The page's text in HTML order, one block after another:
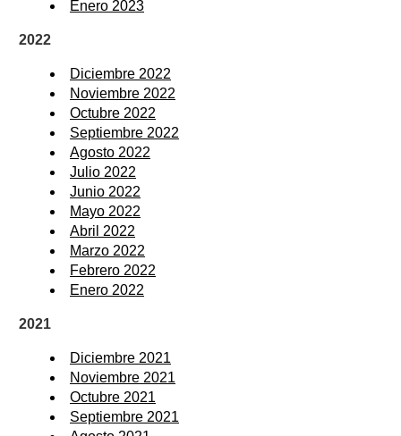
Enero 2023
2022
Diciembre 2022
Noviembre 2022
Octubre 2022
Septiembre 2022
Agosto 2022
Julio 2022
Junio 2022
Mayo 2022
Abril 2022
Marzo 2022
Febrero 2022
Enero 2022
2021
Diciembre 2021
Noviembre 2021
Octubre 2021
Septiembre 2021